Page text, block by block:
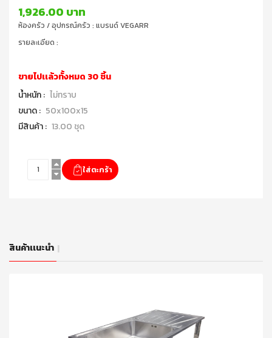
1,926.00 บาท
ห้องครัว / อุปกรณ์ครัว : แบรนด์ VEGARR
รายละเอียด :
ขายไปเเล้วทั้งหมด 30 ชิ้น
น้ำหนัก : ไม่ทราบ
ขนาด : 50x100x15
มีสินค้า : 13.00 ชุด
สินค้าเเนะนำ